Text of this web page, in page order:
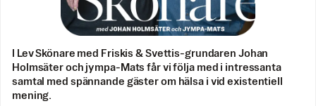
I Lev Skönare med Friskis & Svettis-grundaren Johan
Holmsäter och jympa-Mats får vi följa med i intressanta
samtal med spännande gäster om hälsa i vid existentiell
mening.